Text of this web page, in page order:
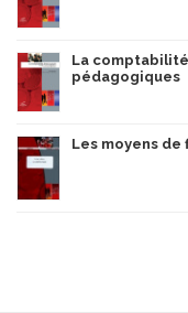
La
pédagogiques
Les moyens